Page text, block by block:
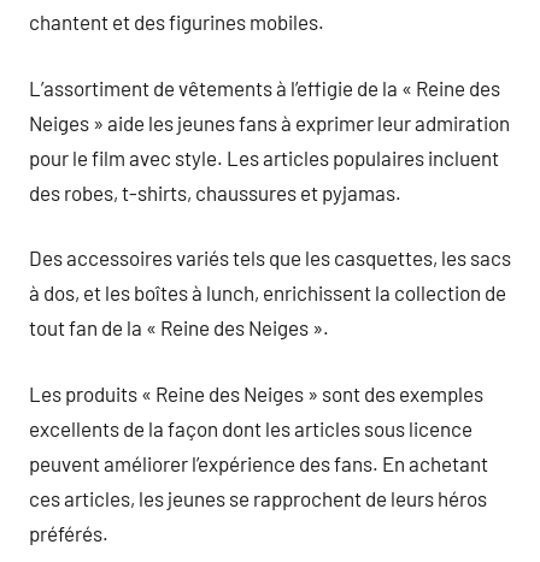
chantent et des figurines mobiles.
L’assortiment de vêtements à l’effigie de la « Reine des
Neiges » aide les jeunes fans à exprimer leur admiration
pour le film avec style. Les articles populaires incluent
des robes, t-shirts, chaussures et pyjamas.
Des accessoires variés tels que les casquettes, les sacs
à dos, et les boîtes à lunch, enrichissent la collection de
tout fan de la « Reine des Neiges ».
Les produits « Reine des Neiges » sont des exemples
excellents de la façon dont les articles sous licence
peuvent améliorer l’expérience des fans. En achetant
ces articles, les jeunes se rapprochent de leurs héros
préférés.